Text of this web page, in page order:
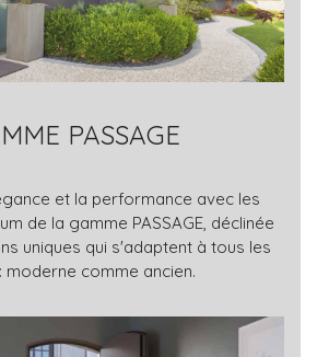
PASSAGE
et la performance avec les
de la gamme PASSAGE, déclinée
uniques qui s'adaptent à tous les
moderne comme ancien.